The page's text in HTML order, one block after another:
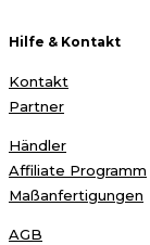
Hilfe & Kontakt
Kontakt
Partner
Händler
Affiliate Programm
Maßanfertigungen
AGB